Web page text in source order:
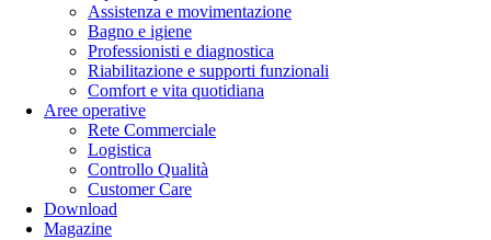
Assistenza e movimentazione
Bagno e igiene
Professionisti e diagnostica
Riabilitazione e supporti funzionali
Comfort e vita quotidiana
Aree operative
Rete Commerciale
Logistica
Controllo Qualità
Customer Care
Download
Magazine